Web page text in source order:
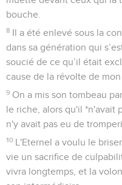
bouche.
8 Il a été enlevé sous la
dans sa génération qui
soucié de ce qu’il était
cause de la révolte de
9 On a mis son tombeau
le riche, alors qu'il *n'avait
n'y avait pas eu de
10 L'Eternel a voulu le
vie un sacrifice de
vivra longtemps, et la